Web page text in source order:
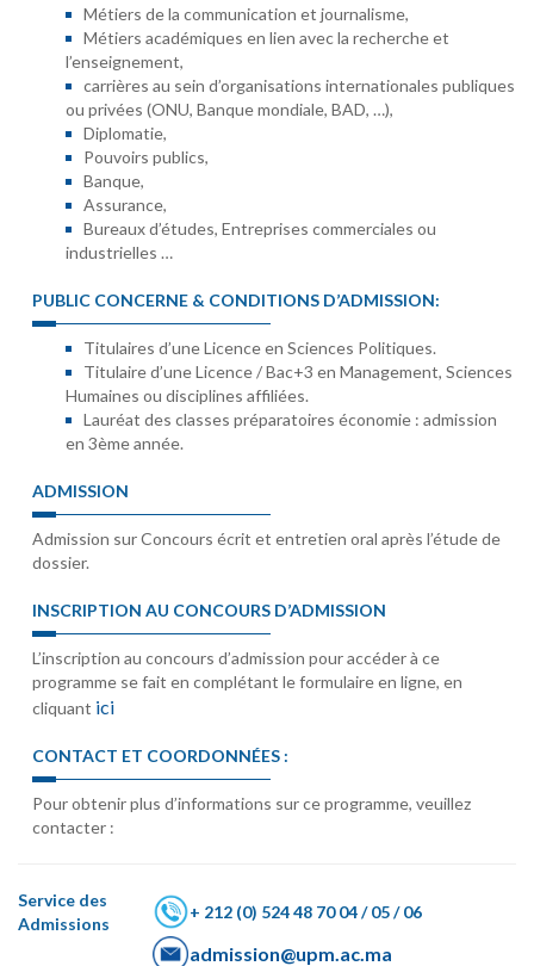
Métiers de la communication et journalisme,
Métiers académiques en lien avec la recherche et
l’enseignement,
carrières au sein d’organisations internationales publiques
ou privées (ONU, Banque mondiale, BAD, …),
Diplomatie,
Pouvoirs publics,
Banque,
Assurance,
Bureaux d’études, Entreprises commerciales ou
industrielles …
PUBLIC CONCERNE & CONDITIONS D’ADMISSION:
Titulaires d’une Licence en Sciences Politiques.
Titulaire d’une Licence / Bac+3 en Management, Sciences
Humaines ou disciplines affiliées.
Lauréat des classes préparatoires économie : admission
en 3ème année.
ADMISSION
Admission sur Concours écrit et entretien oral après l’étude de
dossier.
INSCRIPTION AU CONCOURS D’ADMISSION
L’inscription au concours d’admission pour accéder à ce
programme se fait en complétant le formulaire en ligne, en
cliquant ici
CONTACT ET COORDONNÉES :
Pour obtenir plus d’informations sur ce programme, veuillez
contacter :
Service des
Admissions
+ 212 (0) 524 48 70 04 / 05 / 06
admission@upm.ac.ma